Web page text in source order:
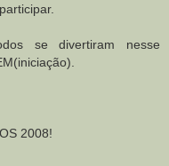
se divertiram nesse
2008!